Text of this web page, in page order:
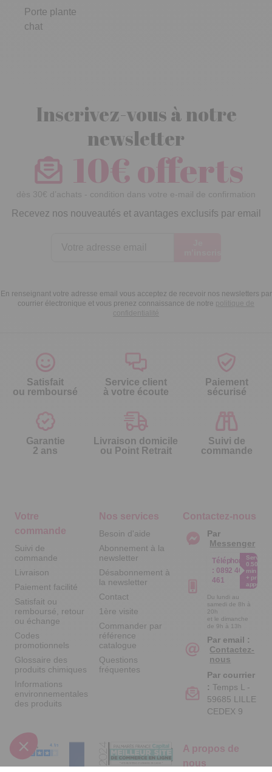
Porte plante
chat
Inscrivez-vous à notre
newsletter
10€ offerts
dès 30€ d’achats - condition dans votre e-mail de confirmation
Recevez nos nouveautés et avantages exclusifs par email
En renseignant votre adresse email vous acceptez de recevoir nos newsletters par
courrier électronique et vous prenez connaissance de notre politique de
confidentialité
Satisfait
ou remboursé
Service client
à votre écoute
Paiement
sécurisé
Garantie
2 ans
Livraison domicile
ou Point Retrait
Suivi de
commande
Votre
commande
Suivi de
commande
Livraison
Paiement facilité
Satisfait ou
remboursé, retour
ou échange
Codes
promotionnels
Glossaire des
produits chimiques
Informations
environnementales
des produits
Nos services
Besoin d'aide
Abonnement à la
newsletter
Désabonnement à
la newsletter
Contact
1ère visite
Commander par
référence
catalogue
Questions
fréquentes
A propos de
nous
Contactez-nous
Par
Messenger
Téléphone
: 0892 461
461
Service
0.50€ /
min
+ prix
appel
Du lundi au
samedi de 8h à
20h
et le dimanche
de 9h à 13h
Par email :
Contactez-
nous
Par courrier
: Temps L -
59685 LILLE
CEDEX 9